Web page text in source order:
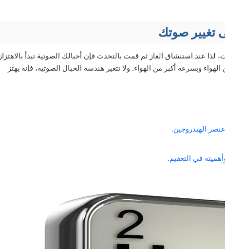
تغيير صوتك
بأنه أخف من الهواء بحوالي 6 مرات، لذا عند استنشاق الغاز ثم قمت بالتحدث فإن أحبالك الصوتية تبدأ بالاهتزاز
وبسرعة أكبر من الهواء. ولا تتغير هندسة الحبال الصوتية، فإنه يهتز
الهيدروجين.
في التعقيم.